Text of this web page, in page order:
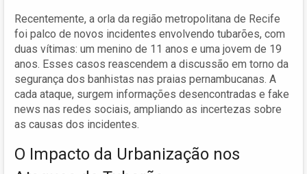
Recentemente, a orla da região metropolitana de Recife
foi palco de novos incidentes envolvendo tubarões, com
duas vítimas: um menino de 11 anos e uma jovem de 19
anos. Esses casos reascendem a discussão em torno da
segurança dos banhistas nas praias pernambucanas. A
cada ataque, surgem informações desencontradas e fake
news nas redes sociais, ampliando as incertezas sobre
as causas dos incidentes.
O Impacto da Urbanização nos